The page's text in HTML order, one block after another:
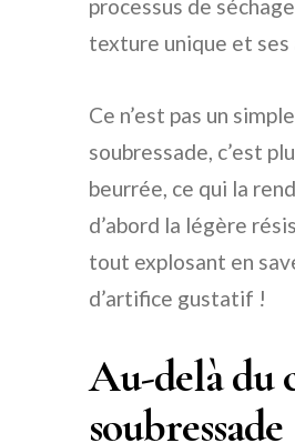
processus de
texture unique et ses
Ce n’est pas un
soubressade, c’est
beurrée, ce qui la
d’abord la légère
tout explosant en
d’artifice gustatif !
Au-delà du
soubressade